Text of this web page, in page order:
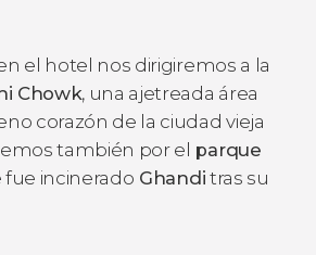
el hotel nos dirigiremos a la
Chowk, una ajetreada área
corazón de la ciudad vieja
también por el parque
fue incinerado Ghandi tras su